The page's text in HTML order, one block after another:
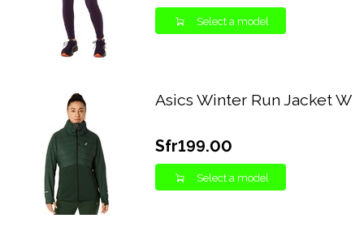
Select a model
Asics Winter Run Jacket W
Sfr199.00
Select a model